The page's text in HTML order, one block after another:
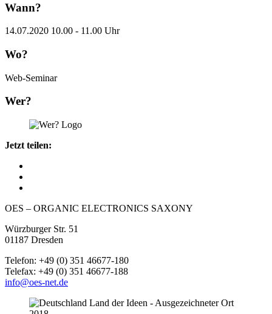
Wann?
14.07.2020 10.00 - 11.00 Uhr
Wo?
Web-Seminar
Wer?
Jetzt teilen:
OES – ORGANIC ELECTRONICS SAXONY
Würzburger Str. 51
01187 Dresden
Telefon: +49 (0) 351 46677-180
Telefax: +49 (0) 351 46677-188
info@oes-net.de